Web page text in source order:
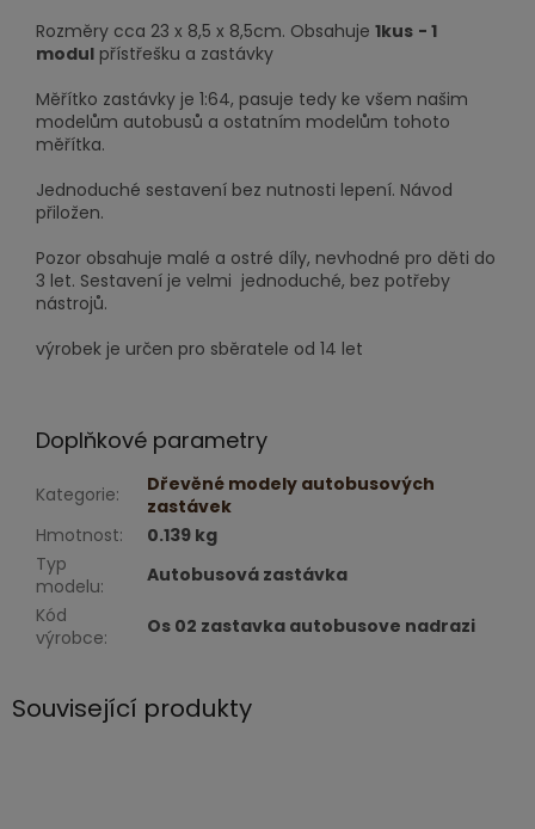
Rozměry cca 23 x 8,5 x 8,5cm. Obsahuje 1kus - 1
modul přístřešku a zastávky
Měřítko zastávky je 1:64, pasuje tedy ke všem našim
modelům autobusů a ostatním modelům tohoto
měřítka.
Jednoduché sestavení bez nutnosti lepení. Návod
přiložen.
Pozor obsahuje malé a ostré díly, nevhodné pro děti do
3 let. Sestavení je velmi jednoduché, bez potřeby
nástrojů.
výrobek je určen pro sběratele od 14 let
Doplňkové parametry
Kategorie:
Dřevěné modely autobusových
zastávek
Hmotnost:
0.139 kg
Typ
modelu:
Autobusová zastávka
Kód
výrobce: Os 02 zastavka autobusove nadrazi
Související produkty